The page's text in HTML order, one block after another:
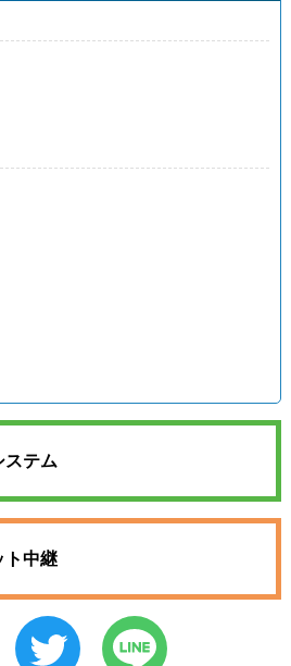
ステム
ト中継